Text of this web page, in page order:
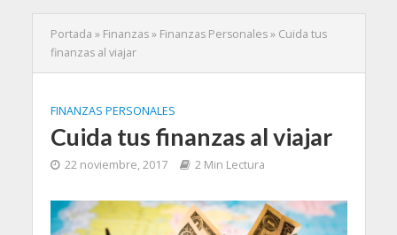
Portada » Finanzas» Finanzas Personales» Cuida tus
finanzas al viajar
FINANZAS PERSONALES
Cuida tus finanzas al viajar
22 noviembre, 2017 2 Min Lectura